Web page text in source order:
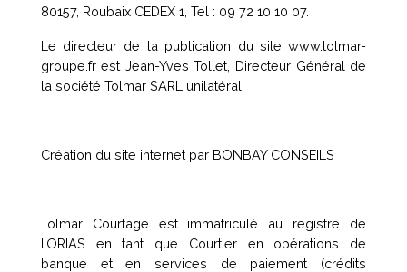
80157, Roubaix CEDEX 1, Tel : 09 72 10 10 07.
Le directeur de la publication du site www.tolmar-
groupe.fr est Jean-Yves Tollet, Directeur Général de
la société Tolmar SARL unilatéral.
Création du site internet par BONBAY CONSEILS
Tolmar Courtage est immatriculé au registre de
l’ORIAS en tant que Courtier en opérations de
banque et en services de paiement (crédits